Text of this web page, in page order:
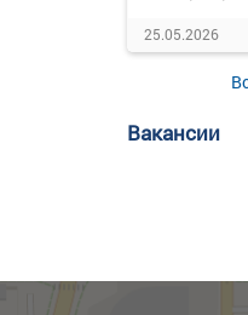
25.05.2026
Вакансии